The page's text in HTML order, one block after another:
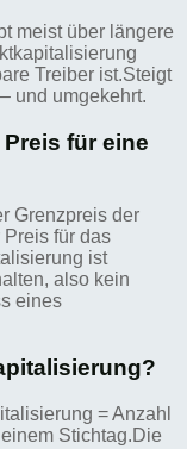
meist über längere
Treiber ist.Steigt
und umgekehrt.
für eine
Grenzpreis der
für das
ist
also kein
eines
= Anzahl
Stichtag.Die